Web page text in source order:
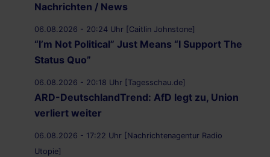
Nachrichten / News
06.08.2026 - 20:24 Uhr [Caitlin Johnstone]
“I’m Not Political” Just Means “I Support The
Status Quo”
06.08.2026 - 20:18 Uhr [Tagesschau.de]
ARD-DeutschlandTrend: AfD legt zu, Union
verliert weiter
06.08.2026 - 17:22 Uhr [Nachrichtenagentur Radio
Utopie]